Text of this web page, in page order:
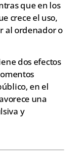
que en los
crece el uso,
al ordenador o
dos efectos
en el
una
y